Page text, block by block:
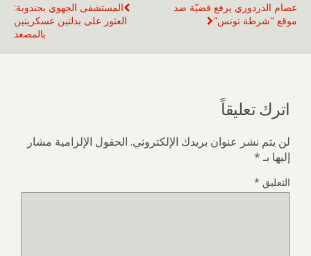
المستشفى الجهوي بجندوبة:
العثور على بدلتين عسكريتين
بالمصعد
عصام الدردوري يرفع قضيّة ضد
موقع "شرطة تونس"
اترك تعليقاً
لن يتم نشر عنوان بريدك الإلكتروني. الحقول الإلزامية مشار
إليها بـ*
التعليق *